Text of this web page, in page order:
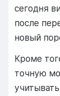
сегодня
после
новый
Кроме
точную